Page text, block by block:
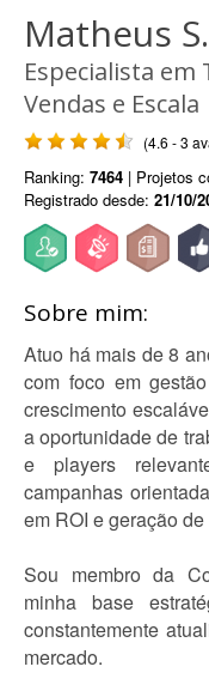
Matheus S.
Especialista
Vendas e Escala
(4.6 - 3
Ranking: 7464 | Projetos
Registrado desde: 21/10/
Sobre mim:
Atuo há mais de 8
com foco em
crescimento
a oportunidade de
e players
campanhas
em ROI e geração
Sou membro da
minha base
constantemente
mercado.